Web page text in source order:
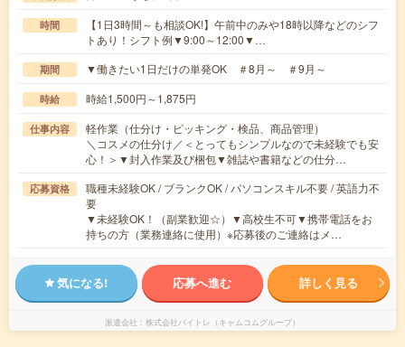
時間
【1日3時間～も相談OK!】午前中のみや18時以降などのシフ
トあり！シフト例▼9:00～12:00▼…
期間 ▼働きたい1日だけの単発OK ＃8月～ ＃9月～
時給 時給1,500円～1,875円
仕事内容
軽作業（仕分け・ピッキング・検品、商品管理）
＼コスメの仕分け／＜とってもシンプルなので未経験でも安
心！＞▼封入作業及び梱包▼雑誌や書籍などの仕分…
応募資格
職種未経験OK / ブランクOK / パソコンスキル不要 / 英語力不
要
▼未経験OK！（副業歓迎☆）▼高校生不可▼携帯電話をお
持ちの方（業務連絡に使用）※応募後のご連絡はメ…
気になる! 応募へ進む 詳しく見る
派遣会社 株式会社バイトレ（キャムコムグループ）